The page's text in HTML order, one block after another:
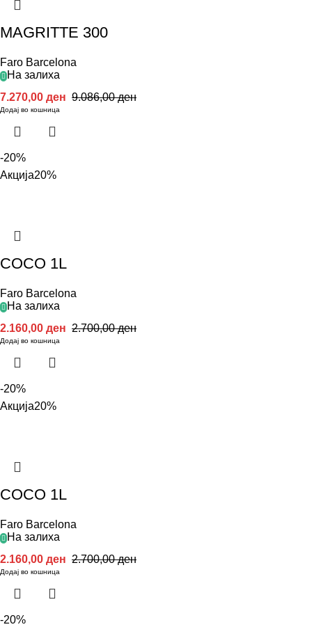
MAGRITTE 300
Faro Barcelona
На залиха
9.086,00ден
7.270,00 ден
Додај во кошница
-20%
Акција20%
COCO 1L
Faro Barcelona
На залиха
2.700,00ден
2.160,00 ден
Додај во кошница
-20%
Акција20%
COCO 1L
Faro Barcelona
На залиха
2.700,00ден
2.160,00 ден
Додај во кошница
-20%